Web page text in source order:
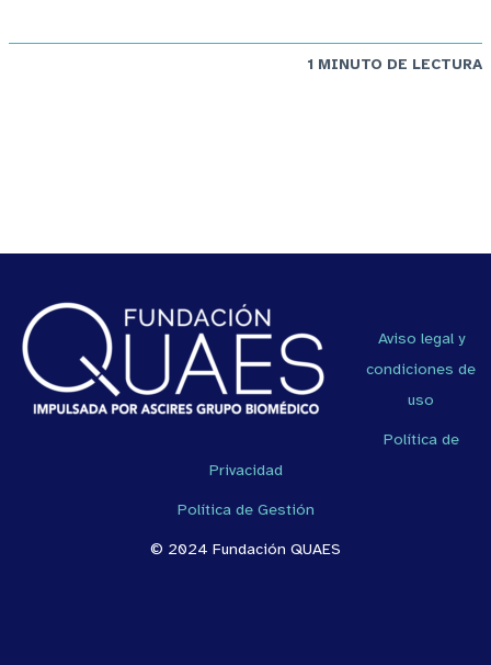
1 MINUTO DE LECTURA
Aviso legal y
condiciones de
uso
Política de
Privacidad
Política de Gestión
© 2024 Fundación QUAES